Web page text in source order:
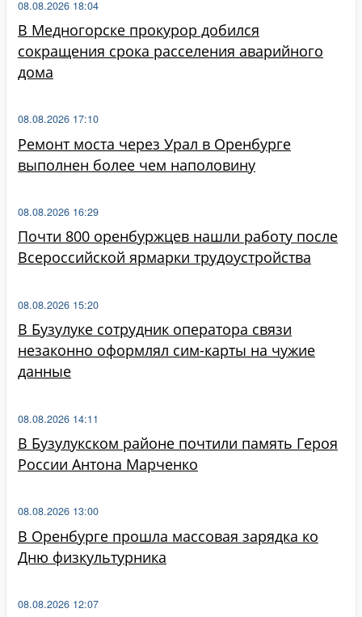
В Медногорске прокурор добился
сокращения срока расселения аварийного
дома
08.08.2026 18:04
Ремонт моста через Урал в Оренбурге
выполнен более чем наполовину
08.08.2026 17:10
Почти 800 оренбуржцев нашли работу после
Всероссийской ярмарки трудоустройства
08.08.2026 16:29
В Бузулуке сотрудник оператора связи
незаконно оформлял сим-карты на чужие
данные
08.08.2026 15:20
В Бузулукском районе почтили память Героя
России Антона Марченко
08.08.2026 14:11
В Оренбурге прошла массовая зарядка ко
Дню физкультурника
08.08.2026 13:00
08.08.2026 12:07